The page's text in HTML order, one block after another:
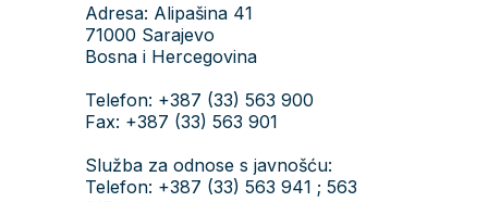
Adresa: Alipašina 41
71000 Sarajevo
Bosna i Hercegovina
Telefon: +387 (33) 563 900
Fax: +387 (33) 563 901
Služba za odnose s javnošću:
Telefon: +387 (33) 563 941 ; 563